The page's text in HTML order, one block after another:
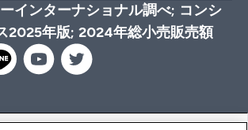
インターナショナル調べ; コンシ
2025年版; 2024年総小売販売額